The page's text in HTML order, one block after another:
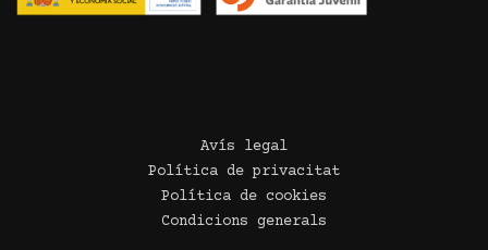
Avís legal
Política de privacitat
Política de cookies
Condicions generals